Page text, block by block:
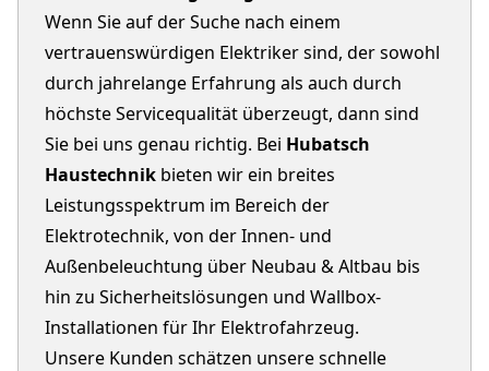
Wenn Sie auf der Suche nach einem
vertrauenswürdigen Elektriker sind, der sowohl
durch jahrelange Erfahrung als auch durch
höchste Servicequalität überzeugt, dann sind
Sie bei uns genau richtig. Bei Hubatsch
Haustechnik bieten wir ein breites
Leistungsspektrum im Bereich der
Elektrotechnik, von der Innen- und
Außenbeleuchtung über Neubau & Altbau bis
hin zu Sicherheitslösungen und Wallbox-
Installationen für Ihr Elektrofahrzeug.
Unsere Kunden schätzen unsere schnelle